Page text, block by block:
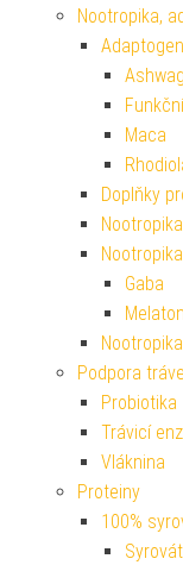
Nootropika,
Maca
Doplňky
Gaba
Podpora
Probiotika
Trávicí
Vláknina
Proteiny
100%